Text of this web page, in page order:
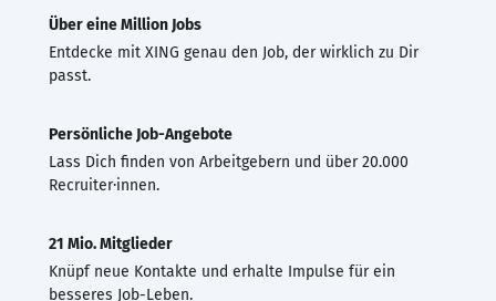
Über eine Million Jobs
Entdecke mit XING genau den Job, der wirklich zu Dir
passt.
Persönliche Job-Angebote
Lass Dich finden von Arbeitgebern und über 20.000
Recruiter·innen.
21 Mio. Mitglieder
Knüpf neue Kontakte und erhalte Impulse für ein
besseres Job-Leben.